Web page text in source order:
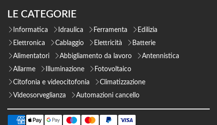
LE CATEGORIE
Informatica Idraulica Ferramenta
Edilizia
Elettronica
Cablaggio Elettricità
Batterie
Alimentatori
Abbigliamento da lavoro
Antennistica
Allarme
Illuminazione
Fotovoltaico
Citofonia e videocitofonia
Climatizzazione
Videosorveglianza
Automazioni cancello